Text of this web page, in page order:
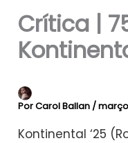
Crítica |
PorCarol Ballan /março
Kontinental ‘25